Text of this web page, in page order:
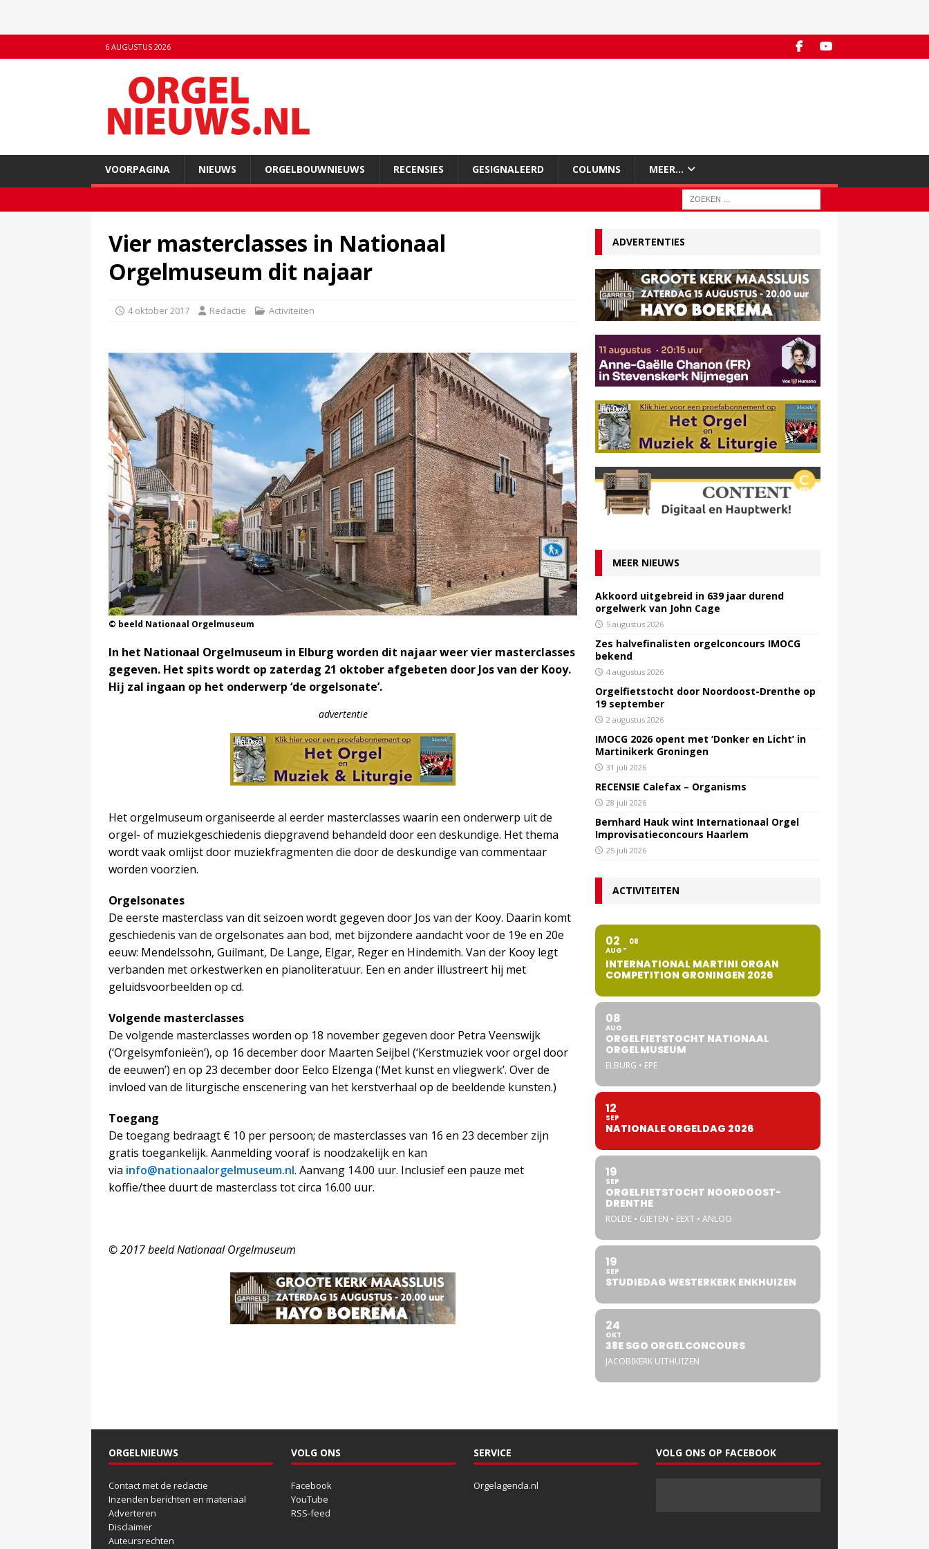
6 AUGUSTUS 2026
VOORPAGINA NIEUWS ORGELBOUWNIEUWS RECENSIES GESIGNALEERD COLUMNS MEER…
Vier masterclasses in Nationaal
Orgelmuseum dit najaar
4 oktober 2017 Redactie Activiteiten
© beeld Nationaal Orgelmuseum
In het Nationaal Orgelmuseum in Elburg worden dit najaar weer vier masterclasses
gegeven. Het spits wordt op zaterdag 21 oktober afgebeten door Jos van der Kooy.
Hij zal ingaan op het onderwerp ‘de orgelsonate’.
advertentie
Het orgelmuseum organiseerde al eerder masterclasses waarin een onderwerp uit de
orgel- of muziekgeschiedenis diepgravend behandeld door een deskundige. Het thema
wordt vaak omlijst door muziekfragmenten die door de deskundige van commentaar
worden voorzien.
Orgelsonates
De eerste masterclass van dit seizoen wordt gegeven door Jos van der Kooy. Daarin komt
geschiedenis van de orgelsonates aan bod, met bijzondere aandacht voor de 19e en 20e
eeuw: Mendelssohn, Guilmant, De Lange, Elgar, Reger en Hindemith. Van der Kooy legt
verbanden met orkestwerken en pianoliteratuur. Een en ander illustreert hij met
geluidsvoorbeelden op cd.
Volgende masterclasses
De volgende masterclasses worden op 18 november gegeven door Petra Veenswijk
(‘Orgelsymfonieën’), op 16 december door Maarten Seijbel (‘Kerstmuziek voor orgel door
de eeuwen’) en op 23 december door Eelco Elzenga (‘Met kunst en vliegwerk’. Over de
invloed van de liturgische enscenering van het kerstverhaal op de beeldende kunsten.)
Toegang
De toegang bedraagt € 10 per persoon; de masterclasses van 16 en 23 december zijn
gratis toegankelijk. Aanmelding vooraf is noodzakelijk en kan
via info@nationaalorgelmuseum.nl. Aanvang 14.00 uur. Inclusief een pauze met
koffie/thee duurt de masterclass tot circa 16.00 uur.
© 2017 beeld Nationaal Orgelmuseum
ADVERTENTIES
MEER NIEUWS
Akkoord uitgebreid in 639 jaar durend
orgelwerk van John Cage
5 augustus 2026
Zes halvefinalisten orgelconcours IMOCG
bekend
4 augustus 2026
Orgelfietstocht door Noordoost-Drenthe op
19 september
2 augustus 2026
IMOCG 2026 opent met ‘Donker en Licht’ in
Martinikerk Groningen
31 juli 2026
RECENSIE Calefax – Organisms
28 juli 2026
Bernhard Hauk wint Internationaal Orgel
Improvisatieconcours Haarlem
25 juli 2026
ACTIVITEITEN
02
AUG
08
INTERNATIONAL MARTINI ORGAN
COMPETITION GRONINGEN 2026
08
AUG
ORGELFIETSTOCHT NATIONAAL
ORGELMUSEUM
ELBURG • EPE
12
SEP
NATIONALE ORGELDAG 2026
19
SEP
ORGELFIETSTOCHT NOORDOOST-
DRENTHE
ROLDE • GIETEN • EEXT • ANLOO
19
SEP
STUDIEDAG WESTERKERK ENKHUIZEN
24
OKT
38E SGO ORGELCONCOURS
JACOBIKERK UITHUIZEN
ORGELNIEUWS
Contact met de redactie
Inzenden berichten en materiaal
Adverteren
Disclaimer
Auteursrechten
VOLG ONS
Facebook
YouTube
RSS-feed
SERVICE
Orgelagenda.nl
VOLG ONS OP FACEBOOK